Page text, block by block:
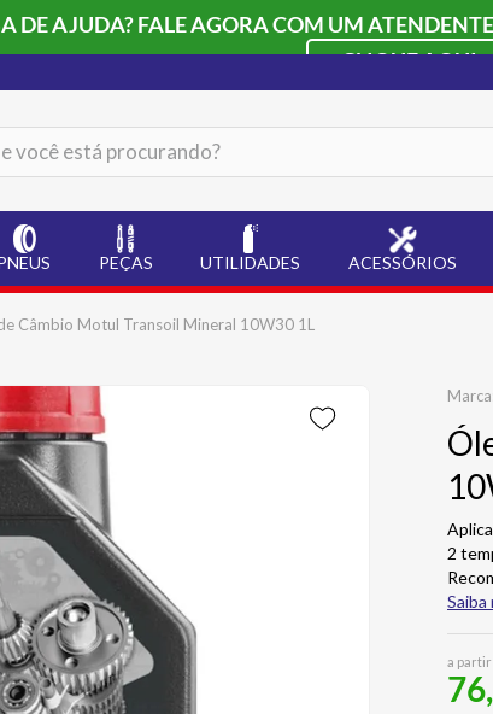
DE AJUDA? FALE AGORA COM UM
CLIQUE AQUI
está procurando?
PEÇAS UTILIDADES ACESSÓRIOS
Câmbio Motul Transoil Mineral 10W30 1L
2
Saiba
a